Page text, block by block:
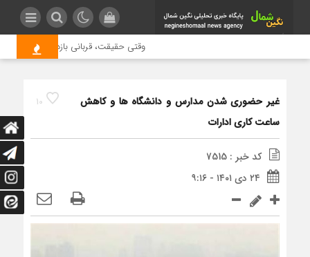
وقتی حقیقت، قربانی بازدید بیشتر
10
غیر حضوری شدن مدارس و دانشگاه ها و کاهش
ساعت کاری ادارات
کد خبر : 7515
۲۴ دی ۱۴۰۱ - ۹:۱۶